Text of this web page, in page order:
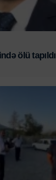
ölü tapıldı